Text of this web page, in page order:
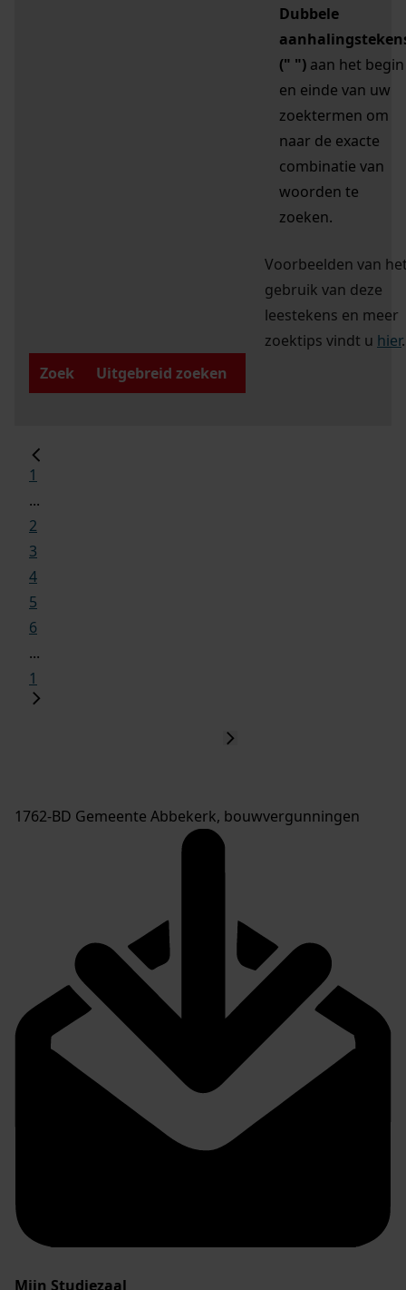
Dubbele
(" ") aan het begin
en einde van uw
zoektermen om
naar de exacte
combinatie van
woorden te
zoeken.
Voorbeelden van
gebruik van deze
leestekens en meer
zoektips vindt u hier.
Zoek
Uitgebreid zoeken
1
...
2
3
4
5
6
...
1
1762-BD Gemeente Abbekerk, bouwvergunningen
Mijn Studiezaal